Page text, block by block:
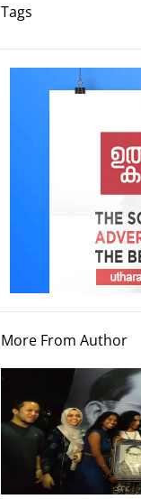
Tags
More From Author